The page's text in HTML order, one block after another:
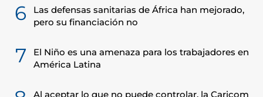
6
Las defensas sanitarias de África han mejorado,
pero su financiación no
7
El Niño es una amenaza para los trabajadores en
América Latina
Al aceptar lo que no puede controlar, la Caricom